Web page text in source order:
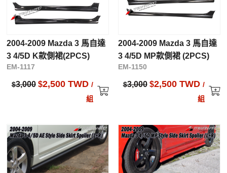
2004-2009 Mazda 3 馬自達
3 4/5D K款側裙(2PCS)
EM-1117
$3,000 $2,500 TWD /
組
2004-2009 Mazda 3 馬自達
3 4/5D MP款側裙 (2PCS)
EM-1150
$3,000 $2,500 TWD /
組